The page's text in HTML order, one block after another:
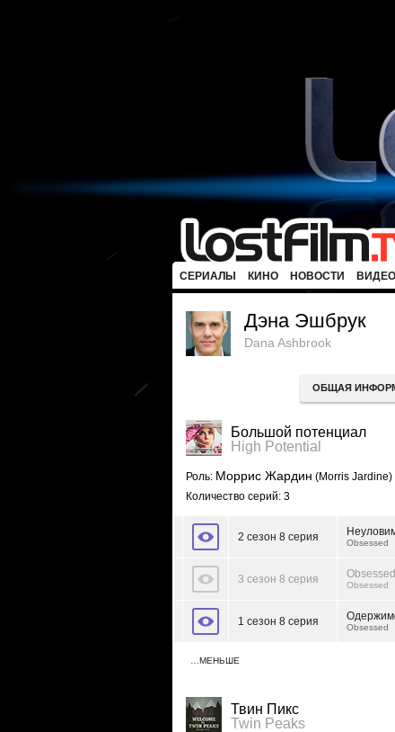
СЕРИАЛЫ КИНО НОВОСТИ ВИДЕО
Дэна Эшбрук
Dana Ashbrook
ОБЩАЯ
Большой потенциал
High Potential
Роль: Моррис Жардин (Morris Jardine)
Количество серий: 3
2 сезон 8 серия Obsessed
3 сезон 8 серия Obsessed
Obsessed
1 сезон 8 серия Obsessed
…МЕНЬШЕ
Твин Пикс
Twin Peaks